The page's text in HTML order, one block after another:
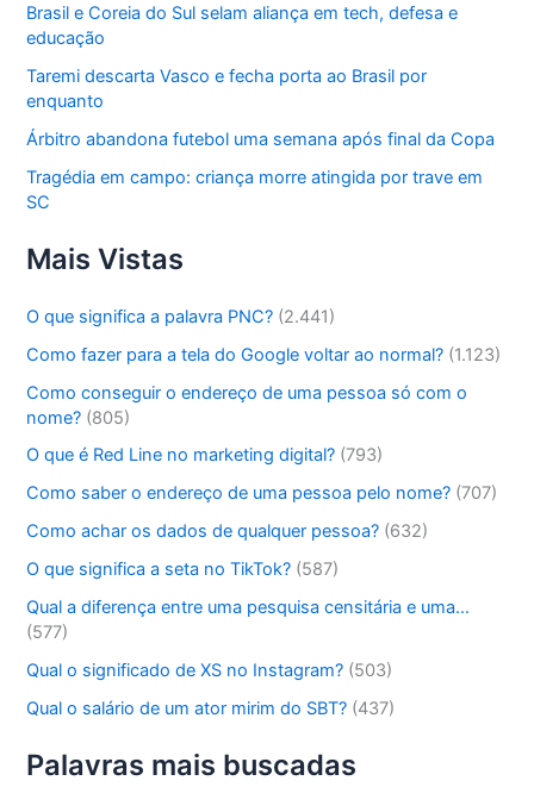
Brasil e Coreia do Sul selam aliança em tech, defesa e
educação
Taremi descarta Vasco e fecha porta ao Brasil por
enquanto
Árbitro abandona futebol uma semana após final da Copa
Tragédia em campo: criança morre atingida por trave em
SC
Mais Vistas
O que significa a palavra PNC? (2.441)
Como fazer para a tela do Google voltar ao normal? (1.123)
Como conseguir o endereço de uma pessoa só com o
nome? (805)
O que é Red Line no marketing digital? (793)
Como saber o endereço de uma pessoa pelo nome? (707)
Como achar os dados de qualquer pessoa? (632)
O que significa a seta no TikTok? (587)
Qual a diferença entre uma pesquisa censitária e uma…
(577)
Qual o significado de XS no Instagram? (503)
Qual o salário de um ator mirim do SBT? (437)
Palavras mais buscadas